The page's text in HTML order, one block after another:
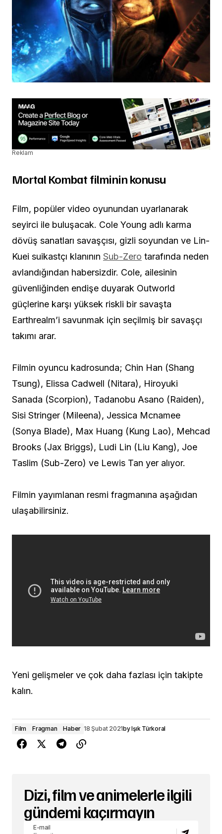
Reklam
Mortal Kombat filminin konusu
Film, popüler video oyunundan uyarlanarak
seyirci ile buluşacak. Cole Young adlı karma
dövüş sanatları savaşçısı, gizli soyundan ve Lin-
Kuei suikastçı klanının Sub-Zero tarafında neden
avlandığından habersizdir. Cole, ailesinin
güvenliğinden endişe duyarak Outworld
güçlerine karşı yüksek riskli bir savaşta
Earthrealm’i savunmak için seçilmiş bir savaşçı
takımı arar.
Filmin oyuncu kadrosunda; Chin Han (Shang
Tsung), Elissa Cadwell (Nitara), Hiroyuki
Sanada (Scorpion), Tadanobu Asano (Raiden),
Sisi Stringer (Mileena), Jessica Mcnamee
(Sonya Blade), Max Huang (Kung Lao), Mehcad
Brooks (Jax Briggs), Ludi Lin (Liu Kang), Joe
Taslim (Sub-Zero) ve Lewis Tan yer alıyor.
Filmin yayımlanan resmi fragmanına aşağıdan
ulaşabilirsiniz.
Yeni gelişmeler ve çok daha fazlası için takipte
kalın.
Film Fragman Haber 18 Şubat 2021byIşık Türkoral
Dizi, film ve animelerle ilgili
gündemi kaçırmayın
E-mail